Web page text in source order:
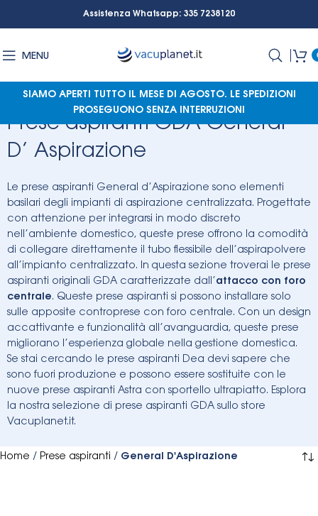
Assistenza Whatsapp: 335 7238120
MENU
SIAMO APERTI TUTTO IL MESE DI AGOSTO. LE SPEDIZIONI
PROSEGUONO SENZA INTERRUZIONI
Prese aspiranti GDA General
D’ Aspirazione
Le prese aspiranti General d’Aspirazione sono elementi
basilari degli impianti di aspirazione centralizzata. Progettate
con attenzione per integrarsi in modo discreto
nell’ambiente domestico, queste prese offrono la comodità
di collegare direttamente il tubo flessibile dell’aspirapolvere
all’impianto centralizzato. In questa sezione troverai le prese
aspiranti originali GDA caratterizzate dall’ attacco con foro
centrale. Queste prese aspiranti si possono installare solo
sulle apposite controprese con foro centrale. Con un design
accattivante e funzionalità all’avanguardia, queste prese
migliorano l’esperienza globale nella gestione domestica.
Se stai cercando le prese aspiranti Dea devi sapere che
sono fuori produzione e possono essere sostituite con le
nuove prese aspiranti Astra con sportello ultrapiatto. Esplora
la nostra selezione di prese aspiranti GDA sullo store
Vacuplanet.it.
Home / Prese aspiranti / General D'Aspirazione